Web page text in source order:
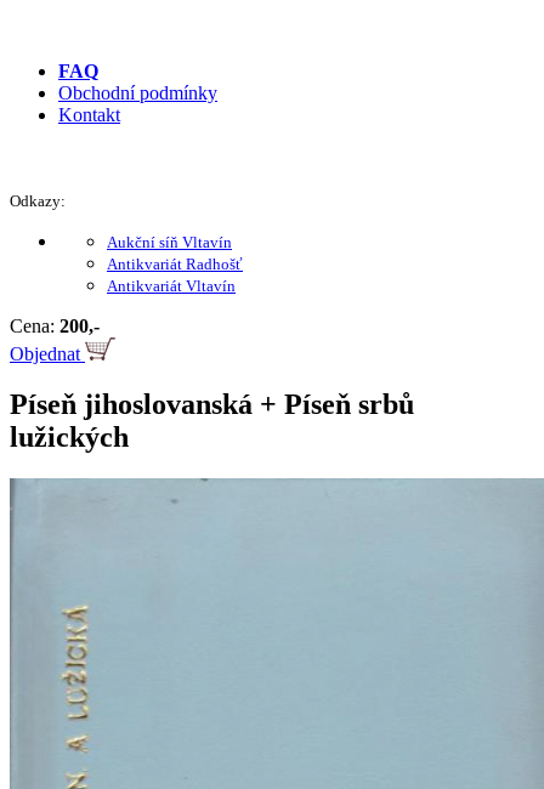
FAQ
Obchodní podmínky
Kontakt
Odkazy:
Aukční síň Vltavín
Antikvariát Radhošť
Antikvariát Vltavín
Cena: 200,-
Objednat
Píseň jihoslovanská + Píseň srbů
lužických